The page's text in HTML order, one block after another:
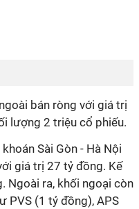
bán ròng với giá trị
lượng 2 triệu cổ phiếu.
Sài Gòn - Hà Nội
giá trị 27 tỷ đồng. Kế
Ngoài ra, khối ngoại còn
PVS (1 tỷ đồng), APS